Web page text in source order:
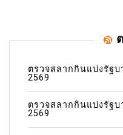
ตรวจสลากกินแบ่งรัฐ
2569
ตรวจสลากกินแบ่งรัฐ
2569